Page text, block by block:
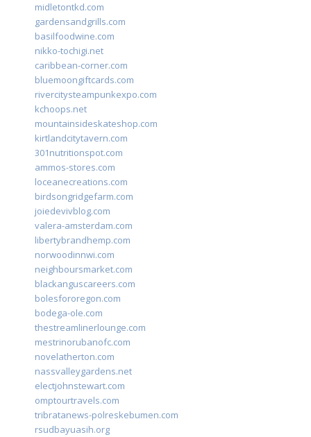
midletontkd.com
gardensandgrills.com
basilfoodwine.com
nikko-tochigi.net
caribbean-corner.com
bluemoongiftcards.com
rivercitysteampunkexpo.com
kchoops.net
mountainsideskateshop.com
kirtlandcitytavern.com
301nutritionspot.com
ammos-stores.com
loceanecreations.com
birdsongridgefarm.com
joiedevivblog.com
valera-amsterdam.com
libertybrandhemp.com
norwoodinnwi.com
neighboursmarket.com
blackanguscareers.com
bolesfororegon.com
bodega-ole.com
thestreamlinerlounge.com
mestrinorubanofc.com
novelatherton.com
nassvalleygardens.net
electjohnstewart.com
omptourtravels.com
tribratanews-polreskebumen.com
rsudbayuasih.org